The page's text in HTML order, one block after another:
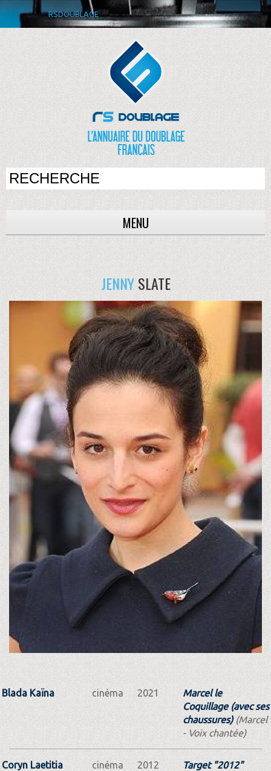
RSDOUBLAGE
MENU
JENNYSLATE
Blada Kaïna cinéma 2021
Marcel le
Coquillage (avec ses
chaussures)(Marcel
- Voix chantée)
Coryn Laetitia cinéma 2012
Target "2012"